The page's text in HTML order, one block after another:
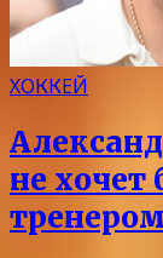
ХОККЕЙ
не